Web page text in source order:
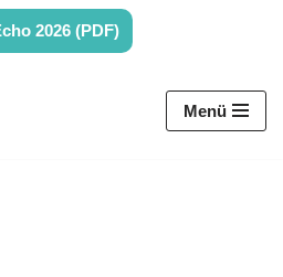
2026 (PDF)
Menü